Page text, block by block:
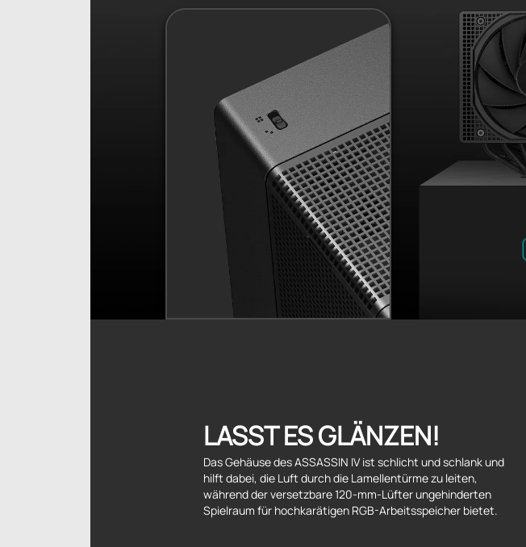
LASST ES GLÄNZEN!
Das Gehäuse des ASSASSIN IV ist schlicht und schlank und
hilft dabei, die Luft durch die Lamellentürme zu leiten,
während der versetzbare 120-mm-Lüfter ungehinderten
Spielraum für hochkarätigen RGB-Arbeitsspeicher bietet.